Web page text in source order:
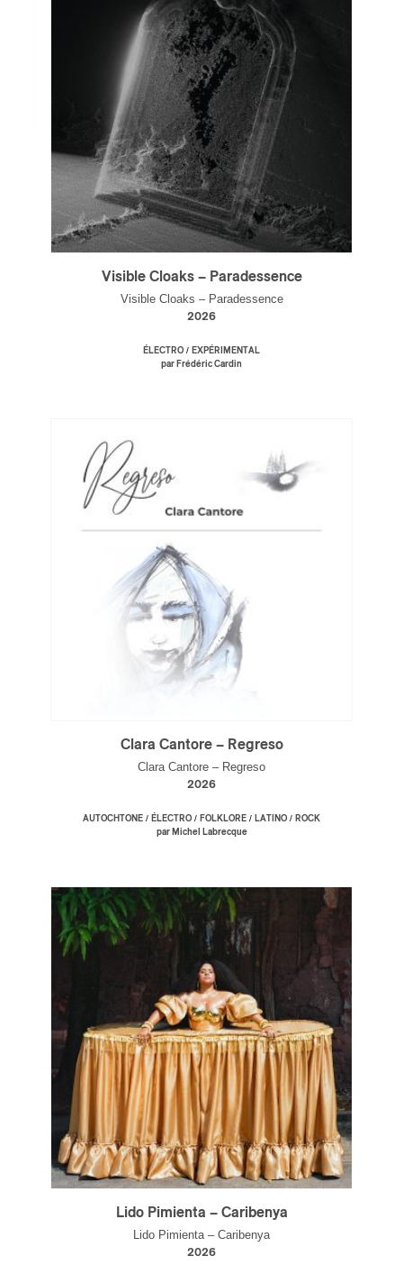
Visible Cloaks – Paradessence
Visible Cloaks – Paradessence
2026
ÉLECTRO / EXPÉRIMENTAL
par Frédéric Cardin
Clara Cantore – Regreso
Clara Cantore – Regreso
2026
AUTOCHTONE / ÉLECTRO / FOLKLORE / LATINO / ROCK
par Michel Labrecque
Lido Pimienta – Caribenya
Lido Pimienta – Caribenya
2026